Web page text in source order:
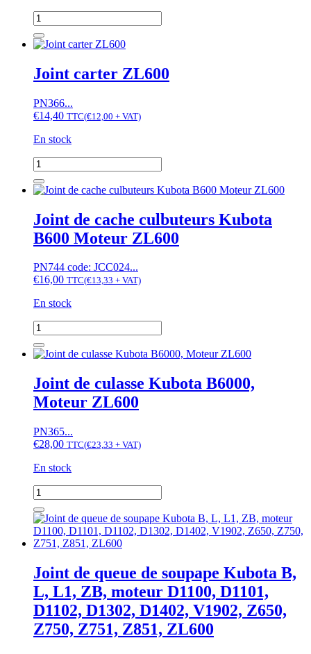
quantité
de
Joint
Kubota
B6000,
ZL600
Joint carter ZL600
PN366...
€14,40 TTC(€12,00 + VAT)
En stock
quantité
de
Joint
ZL600
Joint de cache culbuteurs Kubota
B600 Moteur ZL600
PN744 code: JCC024...
€16,00 TTC(€13,33 + VAT)
En stock
quantité
de
Joint
cache
culbuteurs
Kubota
B600
Moteur
ZL600
Joint de culasse Kubota B6000,
Moteur ZL600
PN365...
€28,00 TTC(€23,33 + VAT)
En stock
quantité
de
Joint
de
culasse
B6000,
Moteur
ZL600
Joint de queue de soupape Kubota B,
L, L1, ZB, moteur D1100, D1101,
D1102, D1302, D1402, V1902, Z650,
Z750, Z751, Z851, ZL600